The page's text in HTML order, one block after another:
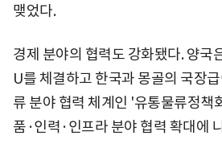
맺었다.
경제 분야의 협력도 강화됐다. 양국
U를 체결하고 한국과 몽골의 국장
류 분야 협력 체계인 '유통물류정책
품·인력·인프라 분야 협력 확대에